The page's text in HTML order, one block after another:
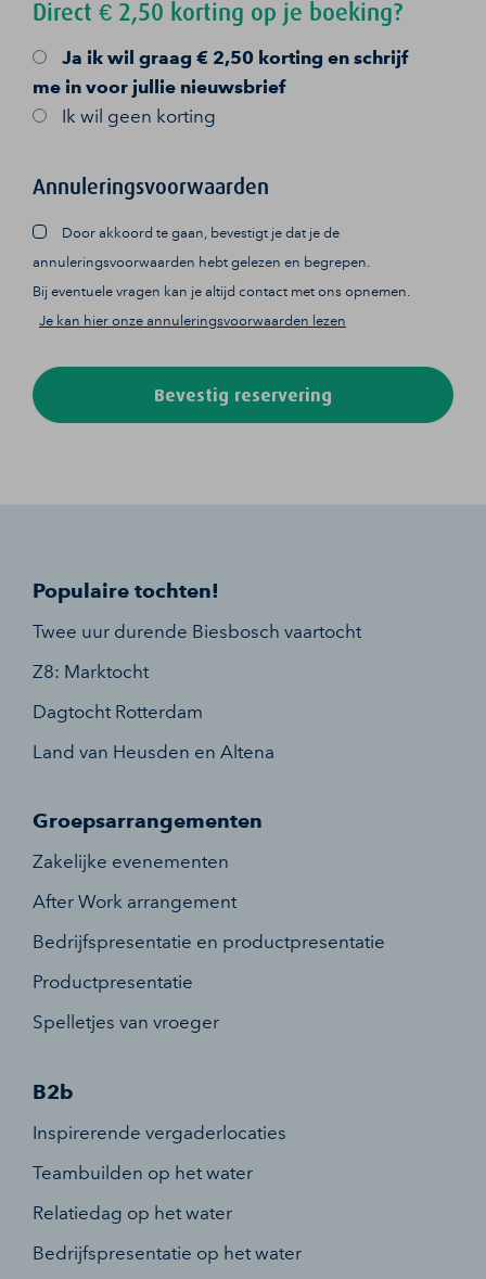
Direct € 2,50 korting op je boeking?
Ja ik wil graag € 2,50 korting en schrijf
me in voor jullie nieuwsbrief
Ik wil geen korting
Annuleringsvoorwaarden
Door akkoord te gaan, bevestigt je dat je de
annuleringsvoorwaarden hebt gelezen en begrepen.
Bij eventuele vragen kan je altijd contact met ons opnemen.
Je kan hier onze annuleringsvoorwaarden lezen
Bevestig reservering
Populaire tochten!
Twee uur durende Biesbosch vaartocht
Z8: Marktocht
Dagtocht Rotterdam
Land van Heusden en Altena
Groepsarrangementen
Zakelijke evenementen
After Work arrangement
Bedrijfspresentatie en productpresentatie
Productpresentatie
Spelletjes van vroeger
B2b
Inspirerende vergaderlocaties
Teambuilden op het water
Relatiedag op het water
Bedrijfspresentatie op het water